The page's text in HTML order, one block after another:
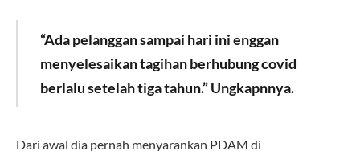
“Ada pelanggan sampai hari ini enggan
menyelesaikan tagihan berhubung covid
berlalu setelah tiga tahun.” Ungkapnnya.
Dari awal dia pernah menyarankan PDAM di